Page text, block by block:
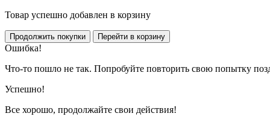
Товар успешно добавлен в корзину
Ошибка!
Что-то пошло не так. Попробуйте повторить свою попытку
Успешно!
Все хорошо, продолжайте свои действия!